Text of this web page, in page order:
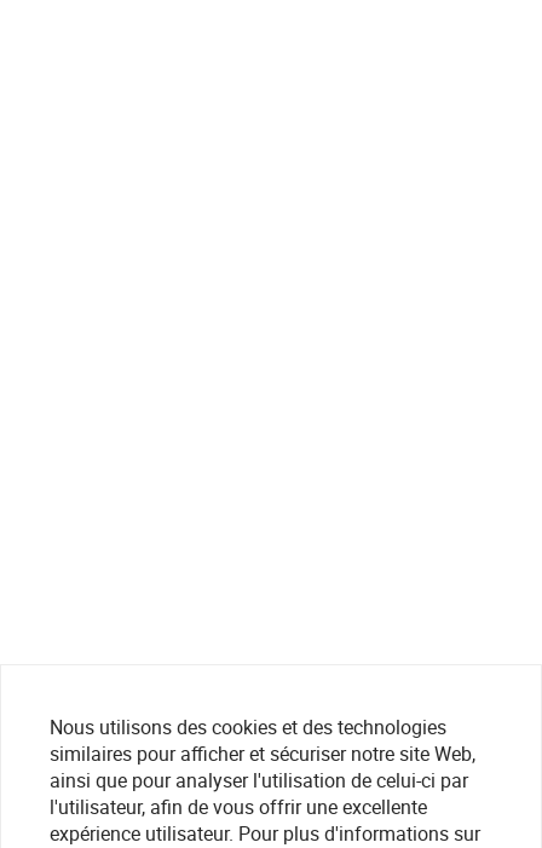
Nous utilisons des cookies et des technologies
similaires pour afficher et sécuriser notre site Web,
ainsi que pour analyser l'utilisation de celui-ci par
l'utilisateur, afin de vous offrir une excellente
expérience utilisateur. Pour plus d'informations sur